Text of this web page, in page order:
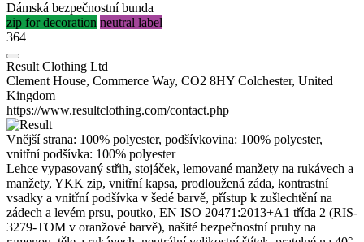
Dámská bezpečnostní bunda
zip for decoration neutral label
364
Result Clothing Ltd
Clement House, Commerce Way, CO2 8HY Colchester, United
Kingdom
https://www.resultclothing.com/contact.php
Vnější strana: 100% polyester, podšívkovina: 100% polyester,
vnitřní podšívka: 100% polyester
Lehce vypasovaný střih, stojáček, lemované manžety na rukávech a
manžety, YKK zip, vnitřní kapsa, prodloužená záda, kontrastní
vsadky a vnitřní podšívka v šedé barvě, přístup k zušlechtění na
zádech a levém prsu, poutko, EN ISO 20471 :2013+A1 třída 2 (RIS-
3279-TOM v oranžové barvě), našité bezpečnostní pruhy na